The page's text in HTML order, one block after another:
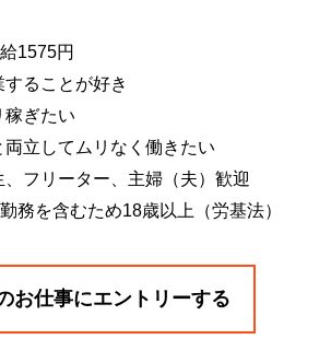
1575円
することが好き
稼ぎたい
両立してムリなく働きたい
、フリーター、主婦（夫）歓迎
務を含むため18歳以上（労基法）
お仕事にエントリーする